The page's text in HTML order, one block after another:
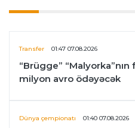
Transfer 01:47 07.08.2026
“Brügge”
milyon avro ödəyəcək
Dünya çempionatı 01:40 07.08.2026